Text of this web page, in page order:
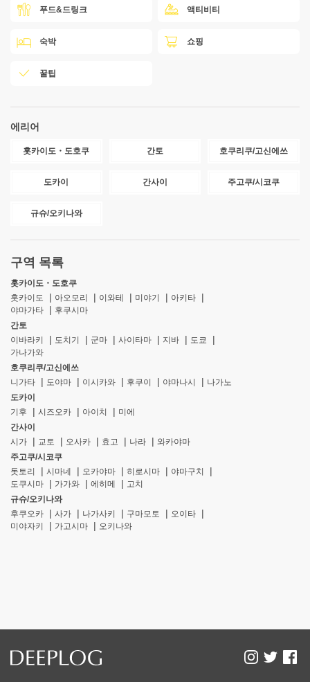
푸드&드링크 액티비티
숙박 쇼핑
꿀팁
에리어
홋카이도・도호쿠 간토 호쿠리쿠/고신에쓰
도카이 간사이 주고쿠/시코쿠
규슈/오키나와
구역 목록
홋카이도・도호쿠
홋카이도
아오모리 이와테 미야기
아키타
야마가타
후쿠시마
간토
이바라키
도치기 군마 사이타마 지바
도쿄
가나가와
호쿠리쿠/고신에쓰
니가타
도야마 이시카와 후쿠이 야마나시
나가노
도카이
기후
시즈오카 아이치
미에
간사이
시가
교토 오사카 효고 나라
와카야마
주고쿠/시코쿠
돗토리
시마네 오카야마 히로시마
야마구치
도쿠시마
가가와 에히메
고치
규슈/오키나와
후쿠오카
사가 나가사키 구마모토
오이타
미야자키
가고시마 오키나와